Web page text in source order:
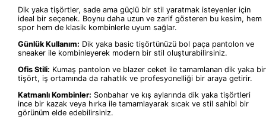
Dik yaka tişörtler, sade ama güçlü bir stil yaratmak isteyenler için
ideal bir seçenek. Boynu daha uzun ve zarif gösteren bu kesim, hem
spor hem de klasik kombinlerle uyum sağlar.
Günlük Kullanım: Dik yaka basic tişörtünüzü bol paça pantolon ve
sneaker ile kombinleyerek modern bir stil oluşturabilirsiniz.
Ofis Stili: Kumaş pantolon ve blazer ceket ile tamamlanan dik yaka bir
tişört, iş ortamında da rahatlık ve profesyonelliği bir araya getirir.
Katmanlı Kombinler: Sonbahar ve kış aylarında dik yaka tişörtleri
ince bir kazak veya hırka ile tamamlayarak sıcak ve stil sahibi bir
görünüm elde edebilirsiniz.